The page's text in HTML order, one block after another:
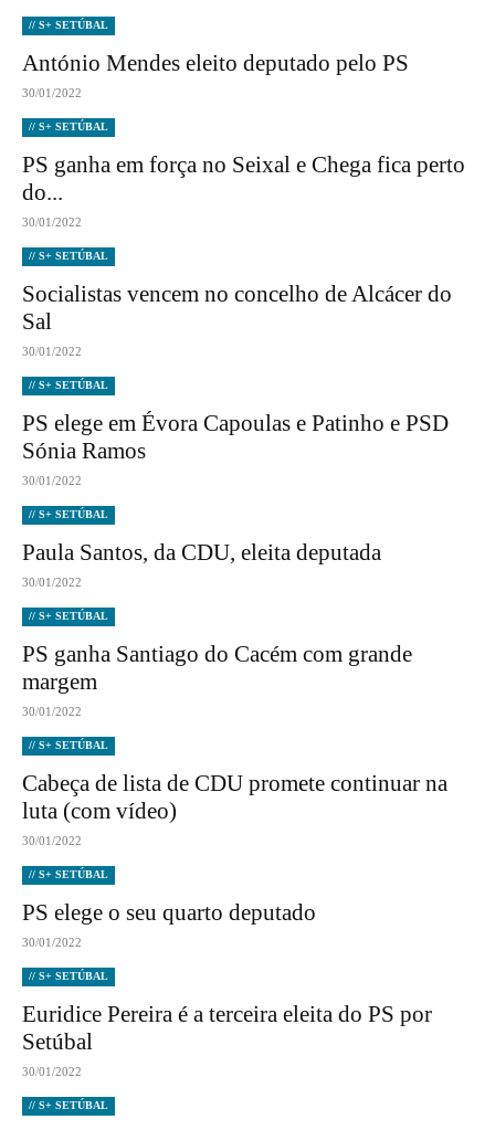
// S+ SETÚBAL
António Mendes eleito deputado pelo PS
30/01/2022
// S+ SETÚBAL
PS ganha em força no Seixal e Chega fica perto
do...
30/01/2022
// S+ SETÚBAL
Socialistas vencem no concelho de Alcácer do
Sal
30/01/2022
// S+ SETÚBAL
PS elege em Évora Capoulas e Patinho e PSD
Sónia Ramos
30/01/2022
// S+ SETÚBAL
Paula Santos, da CDU, eleita deputada
30/01/2022
// S+ SETÚBAL
PS ganha Santiago do Cacém com grande
margem
30/01/2022
// S+ SETÚBAL
Cabeça de lista de CDU promete continuar na
luta (com vídeo)
30/01/2022
// S+ SETÚBAL
PS elege o seu quarto deputado
30/01/2022
// S+ SETÚBAL
Euridice Pereira é a terceira eleita do PS por
Setúbal
30/01/2022
// S+ SETÚBAL